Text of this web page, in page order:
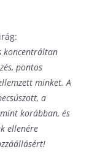
koncentráltan
pontos
minket. A
a
korábban, és
ellenére